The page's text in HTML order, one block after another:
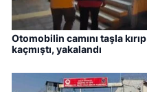
Otomobilin camını taşla kırıp
kaçmıştı, yakalandı